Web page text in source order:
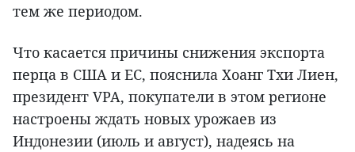
тем же периодом.
Что касается причины снижения экспорта
перца в США и ЕС, пояснила Хоанг Тхи Лиен,
президент VPA, покупатели в этом регионе
настроены ждать новых урожаев из
Индонезии (июль и август), надеясь на